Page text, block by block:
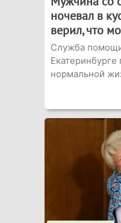
ночевал в
верил, что
Служба
Екатеринбурге
нормальной